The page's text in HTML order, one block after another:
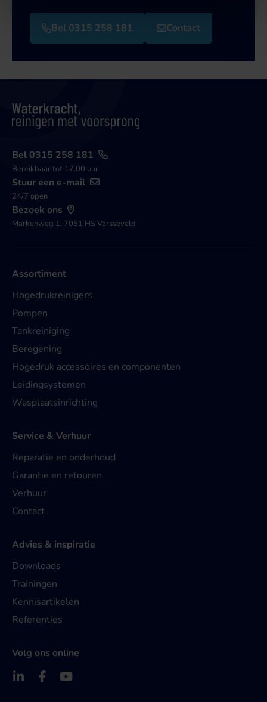
Bel 0315 258 181 Contact
Bel 0315 258 181
Bereikbaar tot 17.00 uur
Stuur een e-mail
24/7 open
Bezoek ons
Markenweg 1, 7051 HS Varsseveld
Assortiment
Hogedrukreinigers
Pompen
Tankreiniging
Beregening
Hogedruk accessoires en componenten
Leidingsystemen
Wasplaatsinrichting
Service & Verhuur
Reparatie en onderhoud
Garantie en retouren
Verhuur
Contact
Advies & inspiratie
Downloads
Trainingen
Kennisartikelen
Referenties
Volg ons online